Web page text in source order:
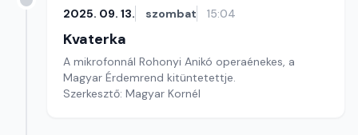
2025. 09. 13. szombat 15:04
Kvaterka
A mikrofonnál Rohonyi Anikó operaénekes, a
Magyar Érdemrend kitüntetettje.
Szerkesztő: Magyar Kornél